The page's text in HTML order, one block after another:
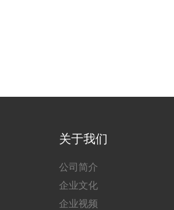
关于我们
公司简介
企业文化
企业视频